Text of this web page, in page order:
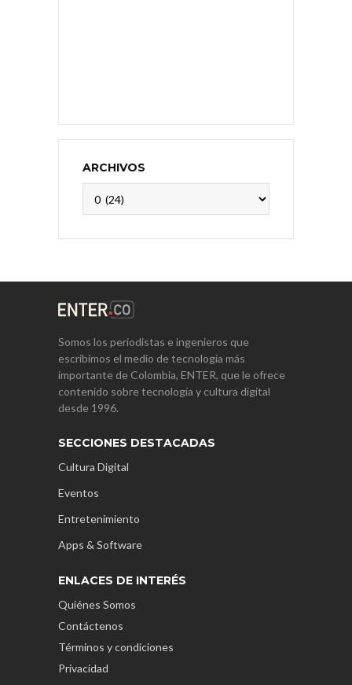
ARCHIVOS
Somos los periodistas e ingenieros que
escribimos el medio de tecnología más
importante de Colombia, ENTER, que le ofrece
contenido sobre tecnología y cultura digital
desde 1996.
SECCIONES DESTACADAS
Cultura Digital
Eventos
Entretenimiento
Apps & Software
ENLACES DE INTERÉS
Quiénes Somos
Contáctenos
Términos y condiciones
Privacidad